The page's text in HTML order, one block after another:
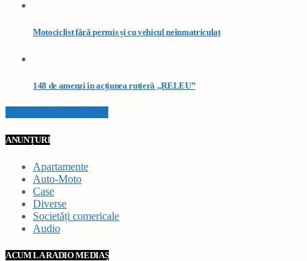
Motociclist fără permis și cu vehicul neînmatriculat
148 de amenzi în acțiunea rutieră „RELEU”
ANUNȚURI
Apartamente
Auto-Moto
Case
Diverse
Societăți comericale
Audio
ACUM LA RADIO MEDIAȘ